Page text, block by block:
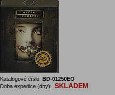
Katalogové číslo: BD-01250EO
Doba expedice (dny): SKLADEM